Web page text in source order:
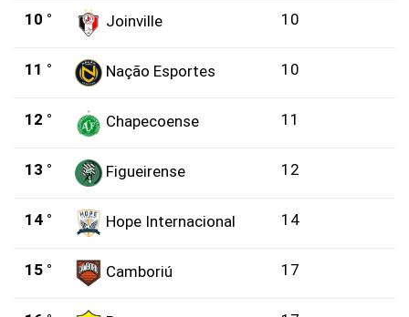
10 ° Joinville 10
11 ° Nação Esportes 10
12 ° Chapecoense 11
13 ° Figueirense 12
14 ° Hope Internacional 14
15 ° Camboriú 17